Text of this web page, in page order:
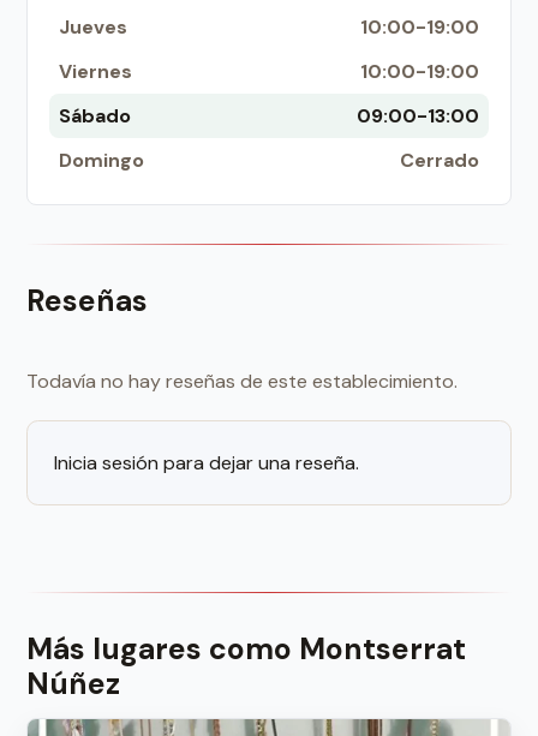
Jueves
10:00-19:00
Viernes
10:00-19:00
Sábado
09:00-13:00
Domingo
Cerrado
Reseñas
Todavía no hay reseñas de este establecimiento.
Inicia sesión para dejar una reseña.
Más lugares como Montserrat
Núñez